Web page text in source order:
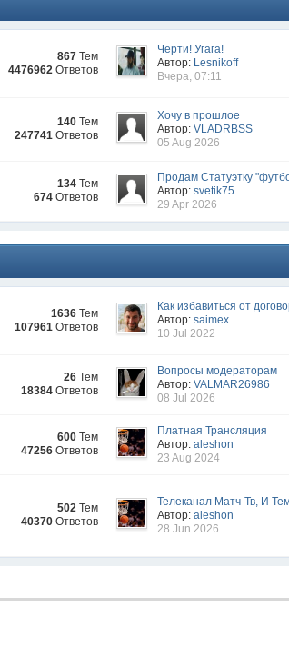
867 Тем
4476962 Ответов
Черти! Угага!
Автор: Lesnikoff
Вчера, 07:11
140 Тем
247741 Ответов
Хочу в прошлое
Автор:VLADRBSS
05 Aug 2026
134 Тем
674 Ответов
Продам Статуэтку
Автор:svetik75
29 Apr 2026
1636 Тем
107961 Ответов
Как избавиться от
Автор:saimex
10 Jul 2022
26 Тем
18384 Ответов
Вопросы модераторам
Автор:VALMAR26986
08 Jul 2026
600 Тем
47256 Ответов
Платная Трансляция
Автор:aleshon
23 Aug 2024
502 Тем
40370 Ответов
Телеканал Матч-Тв, И
Автор:aleshon
28 Jun 2026